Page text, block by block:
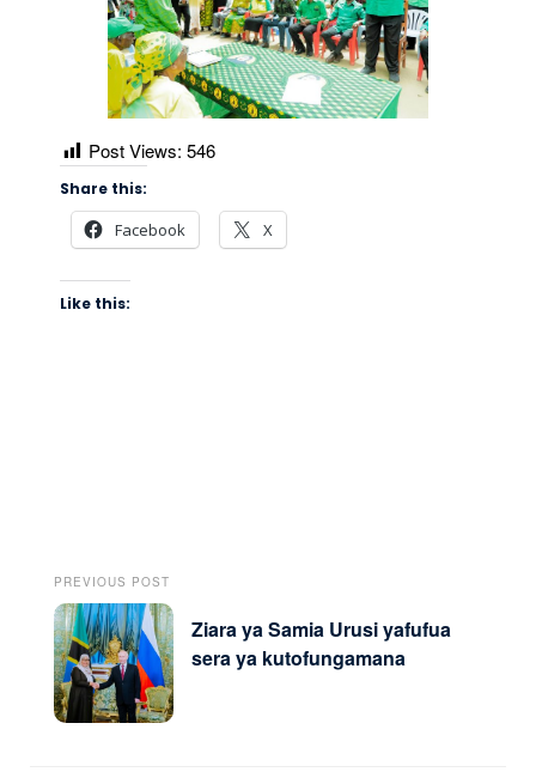
Post Views: 546
Share this:
Facebook X
Like this:
PREVIOUS POST
Ziara ya Samia Urusi yafufua
sera ya kutofungamana